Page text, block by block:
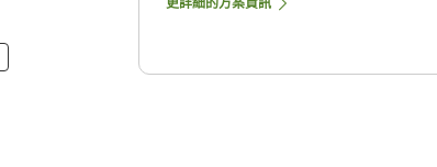
更詳細的方案資訊